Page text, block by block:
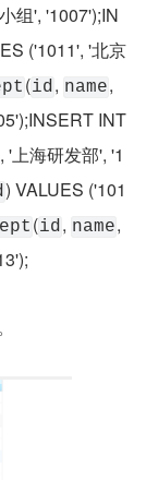
组', '1007');IN
('1011', '北京
(id, name
INT
'上海研发部', '1
) VALUES ('101
(id, name